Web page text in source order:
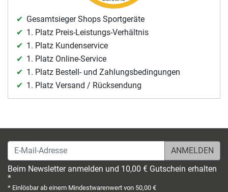
Gesamtsieger Shops Sportgeräte
1. Platz Preis-Leistungs-Verhältnis
1. Platz Kundenservice
1. Platz Online-Service
1. Platz Bestell- und Zahlungsbedingungen
1. Platz Versand / Rücksendung
E-Mail-Adresse
Beim Newsletter anmelden und 10,00 € Gutschein erhalten
*
* Einlösbar ab einem Mindestwarenwert von 50,00 €